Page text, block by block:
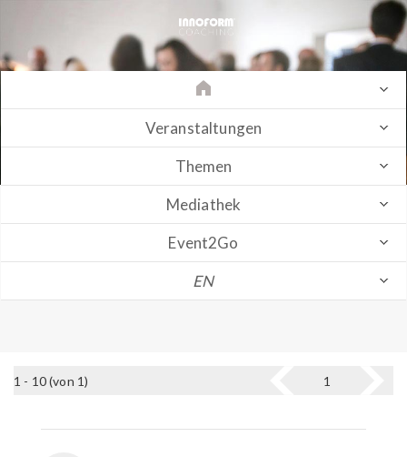
Veranstaltungen
Themen
Mediathek
Event2Go
EN
1 - 10 (von 1) 1